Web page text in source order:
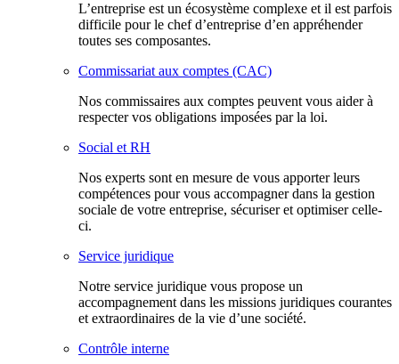
L’entreprise est un écosystème complexe et il est parfois
difficile pour le chef d’entreprise d’en appréhender
toutes ses composantes.
Commissariat aux comptes (CAC)
Nos commissaires aux comptes peuvent vous aider à
respecter vos obligations imposées par la loi.
Social et RH
Nos experts sont en mesure de vous apporter leurs
compétences pour vous accompagner dans la gestion
sociale de votre entreprise, sécuriser et optimiser celle-
ci.
Service juridique
Notre service juridique vous propose un
accompagnement dans les missions juridiques courantes
et extraordinaires de la vie d’une société.
Contrôle interne